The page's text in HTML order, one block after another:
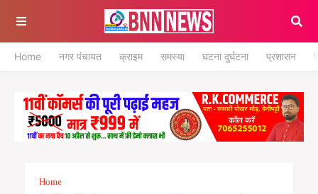
Home नगर पंचायत क्राइम समस्या घटना दुर्घटना प्रशासन
Home